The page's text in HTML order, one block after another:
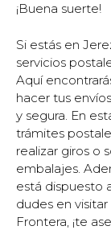
¡Buena suerte!
Si estás en
servicios
Aquí
hacer tus
y segura. En
trámites
realizar giros o
embalajes.
está dispuesto
dudes en
Frontera, ¡te